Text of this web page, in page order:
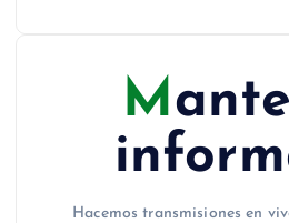
Mantente
Hacemos transmisiones en